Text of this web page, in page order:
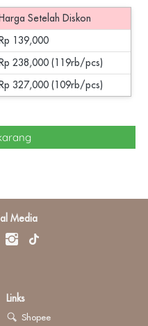
Harga Setelah Diskon
Rp 139,000
Rp 238,000 (119rb/pcs)
Rp 327,000 (109rb/pcs)
Media
Links
Shopee